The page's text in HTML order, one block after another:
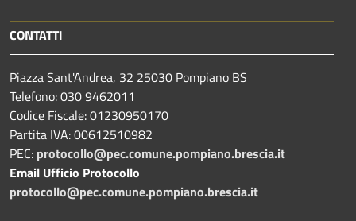
CONTATTI
Piazza Sant'Andrea, 32 25030 Pompiano BS
Telefono: 030 9462011
Codice Fiscale: 01230950170
Partita IVA: 00612510982
PEC: protocollo@pec.comune.pompiano.brescia.it
Email Ufficio Protocollo
protocollo@pec.comune.pompiano.brescia.it